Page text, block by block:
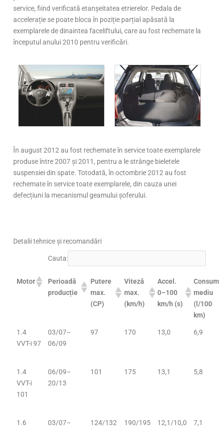
service, fiind verificată etanșeitatea etrierelor. Pedala de
accelerație se poate bloca în poziție parțial apăsată la
exemplarele de dinaintea faceliftului, care au fost rechemate la
începutul anului 2010 pentru verificări.
În august 2012 au fost rechemate în service toate exemplarele
produse între 2007 și 2011, pentru a le strânge bieletele
suspensiei din spate. Totodată, în octombrie 2012 au fost
rechemate în service toate exemplarele, din cauza unei
defecțiuni la mecanismul geamului șoferului.
Detalii tehnice și recomandări
Cauta:
Motor
Perioadă
producție
Putere
max.
(CP)
Viteză
max.
(km/h)
Accel.
0–100
km/h (s)
Consum
mediu
(l/100
km)
1.4
VVT-i 97
03/07–
06/09
97 170 13,0 6,9
1.4
VVT-i
101
06/09–
20/13
101 175 13,1 5,8
1.6
03/07–
124/132 190/195 12,1/10,0 7,1